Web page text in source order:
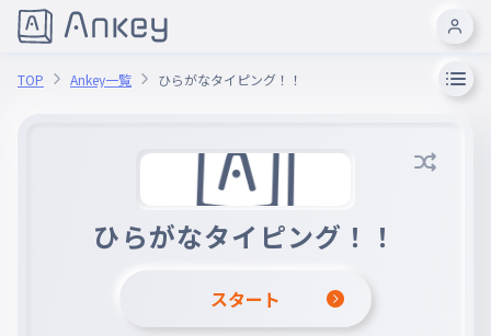
TOP Ankey一覧 ひらがなタイピング！！
ひらがなタイピング！！
スタート